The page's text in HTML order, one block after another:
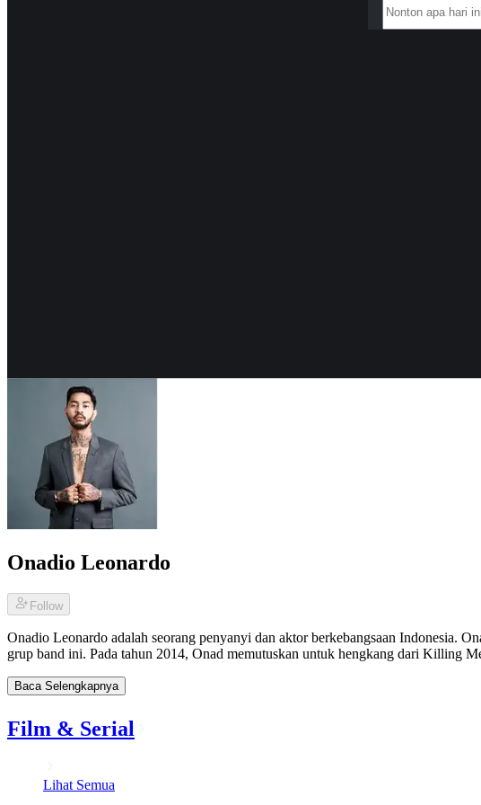
Onadio Leonardo
Follow
Onadio Leonardo adalah seorang penyanyi dan aktor berkebangsaan Indonesia.
grup band ini. Pada tahun 2014, Onad memutuskan untuk hengkang dari Killing
Baca Selengkapnya
Film & Serial
Lihat Semua